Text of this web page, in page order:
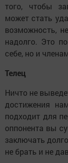
того, чтобы
может стать
возможность,
надолго. Это
себе, но и
Телец
Ничто не
достижения
подходит для
оппонента вы
заключать
не брать и не